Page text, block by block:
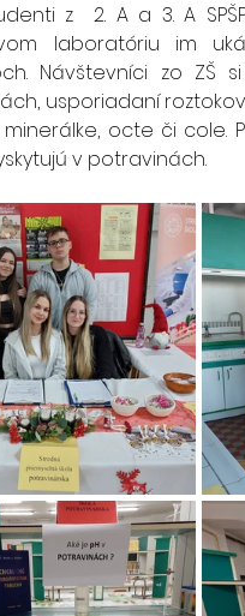
z  2. A a 3. A
laboratóriu im
Návštevníci zo ZŠ
usporiadaní
minerálke, octe či cole.
v potravinách.